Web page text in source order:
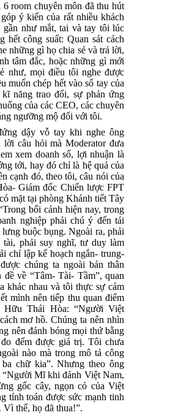
room chuyên môn đã thu hút
ý kiến của rất nhiều khách
như mắt, tai và tay tôi lúc
hết công suất: Quan sát cách
những gì họ chia sẻ và trả lời,
tâm đắc, hoặc những gì mới
như, mọi điều tôi nghe được
muốn chép hết vào sổ tay của
năng trao đổi, sự phản ứng
của các CEO, các chuyên
ngưỡng mộ đối với tôi.
dậy vỗ tay khi nghe ông
câu hỏi mà Moderator đưa
xem doanh số, lợi nhuận là
tới, hay đó chỉ là hệ quả của
cạnh đó, theo tôi, câu nói của
Giám đốc Chiến lược FPT
mặt tại phòng Khánh tiết Tây
bối cảnh hiện nay, trong
nghiệp phải chú ý đến tái
buộc bụng. Ngoài ra, phải
phải suy nghĩ, tư duy làm
chỉ lập kế hoạch ngắn- trung-
chúng ta ngoài bản thân
về “Tâm- Tài- Tầm”, quan
khác nhau và tôi thực sự cảm
mình nên tiếp thu quan điểm
Hữu Thái Hòa: “Người Việt
mơ hồ. Chúng ta nên nhìn
nên đánh bóng mọi thứ bằng
đếm được giá trị. Tôi chưa
nào mà trong mô tả công
chữ kia”. Nhưng theo ông
Mĩ khi đánh Việt Nam,
gốc cây, ngọn cỏ của Việt
tính toán được sức mạnh tinh
. Vì thế, họ đã thua!”.